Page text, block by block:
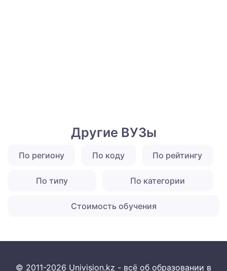
Другие ВУЗы
По региону По коду По рейтингу
По типу По категории
Стоимость обучения
© 2011-2026 Univision.kz - всё об образовании в